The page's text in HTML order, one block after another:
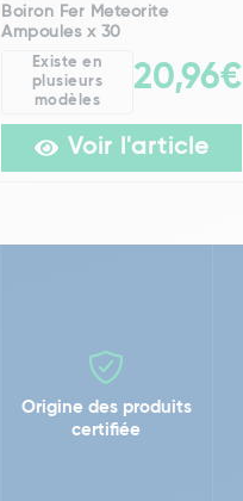
Boiron Fer Meteorite
Ampoules x 30
Existe en
plusieurs
modèles
20,96€
Voir l'article
Origine des produits
certifiée